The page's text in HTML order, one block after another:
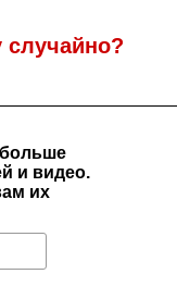
случайно?